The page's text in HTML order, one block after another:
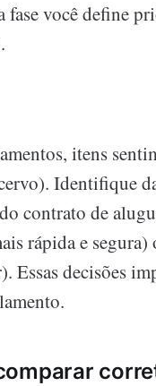
você define
itens
Identifique
contrato de
rápida e segura)
Essas decisões